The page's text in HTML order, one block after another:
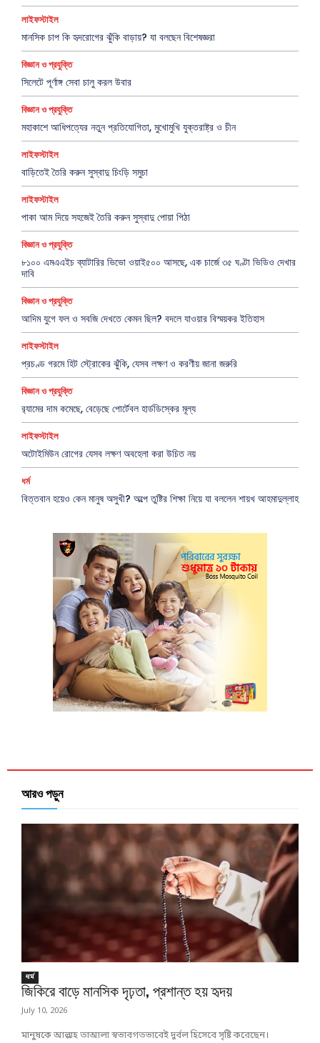
লাইফস্টাইল
মানসিক চাপ কি হৃদরোগের ঝুঁকি বাড়ায়? যা বলছেন বিশেষজ্ঞরা
বিজ্ঞান ও প্রযুক্তি
সিলেটে পূর্ণাঙ্গ সেবা চালু করল উবার
বিজ্ঞান ও প্রযুক্তি
মহাকাশে আধিপত্যের নতুন প্রতিযোগিতা, মুখোমুখি যুক্তরাষ্ট্র ও চীন
লাইফস্টাইল
বাড়িতেই তৈরি করুন সুস্বাদু চিংড়ি সমুচা
লাইফস্টাইল
পাকা আম দিয়ে সহজেই তৈরি করুন সুস্বাদু পোয়া পিঠা
বিজ্ঞান ও প্রযুক্তি
৮১০০ এমএএইচ ব্যাটারির ভিভো ওয়াই৫০০ আসছে, এক চার্জে ৩৫ ঘণ্টা ভিডিও দেখার
দাবি
বিজ্ঞান ও প্রযুক্তি
আদিম যুগে ফল ও সবজি দেখতে কেমন ছিল? বদলে যাওয়ার বিস্ময়কর ইতিহাস
লাইফস্টাইল
প্রচণ্ড গরমে হিট স্ট্রোকের ঝুঁকি, যেসব লক্ষণ ও করণীয় জানা জরুরি
বিজ্ঞান ও প্রযুক্তি
র‍্যামের দাম কমেছে, বেড়েছে পোর্টেবল হার্ডডিস্কের মূল্য
লাইফস্টাইল
অটোইমিউন রোগের যেসব লক্ষণ অবহেলা করা উচিত নয়
ধর্ম
বিত্তবান হয়েও কেন মানুষ অসুখী? অল্পে তুষ্টির শিক্ষা নিয়ে যা বললেন শায়খ আহমাদুল্লাহ
আরও পড়ুন
ধর্ম
জিকিরে বাড়ে মানসিক দৃঢ়তা, প্রশান্ত হয় হৃদয়
July 10, 2026
মানুষকে আল্লাহ তাআলা স্বভাবগতভাবেই দুর্বল হিসেবে সৃষ্টি করেছেন।